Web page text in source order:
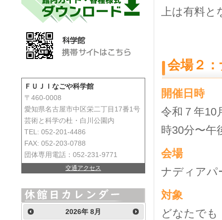
上は有料
会場２
開催日時
令和７年10
時30分〜午
会場
ナディア
対象
どなたでも
ＦＵＪＩなごや科学館
〒460-0008
愛知県名古屋市中区栄二丁目17番1号
芸術と科学の杜・白川公園内
TEL: 052-201-4486
FAX: 052-203-0788
団体専用電話：052-231-9771
交通アクセス
2026年8月